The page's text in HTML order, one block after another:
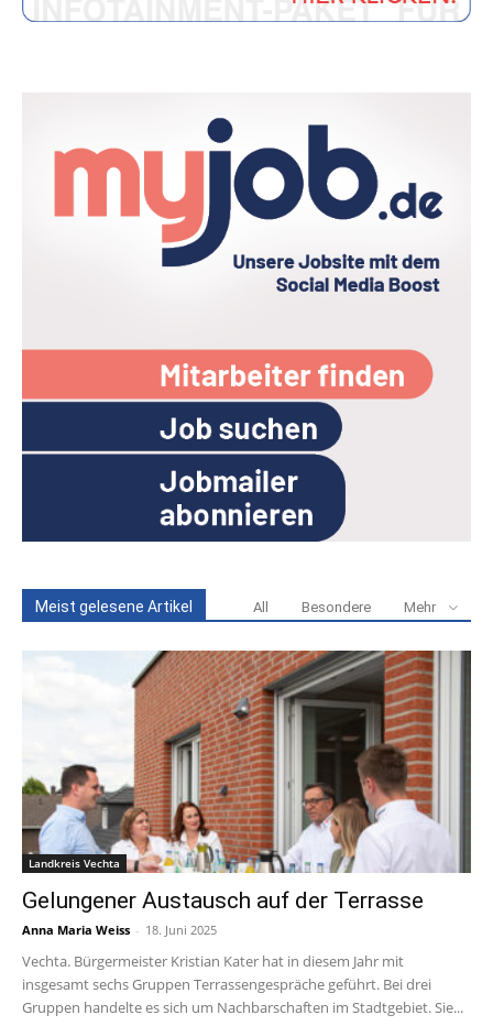
Meist gelesene Artikel All Besondere Mehr
Landkreis Vechta
Gelungener Austausch auf der Terrasse
Anna Maria Weiss - 18. Juni 2025
Vechta. Bürgermeister Kristian Kater hat in diesem Jahr mit
insgesamt sechs Gruppen Terrassengespräche geführt. Bei drei
Gruppen handelte es sich um Nachbarschaften im Stadtgebiet. Sie...